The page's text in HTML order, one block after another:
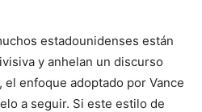
estadounidenses están
y anhelan un discurso
enfoque adoptado por Vance
a seguir. Si este estilo de